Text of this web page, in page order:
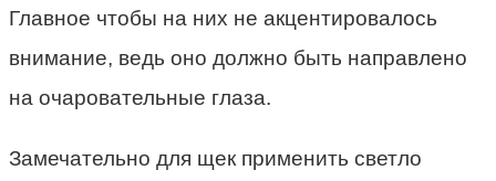
Главное чтобы на них не акцентировалось
внимание, ведь оно должно быть направлено
на очаровательные глаза.
Замечательно для щек применить светло